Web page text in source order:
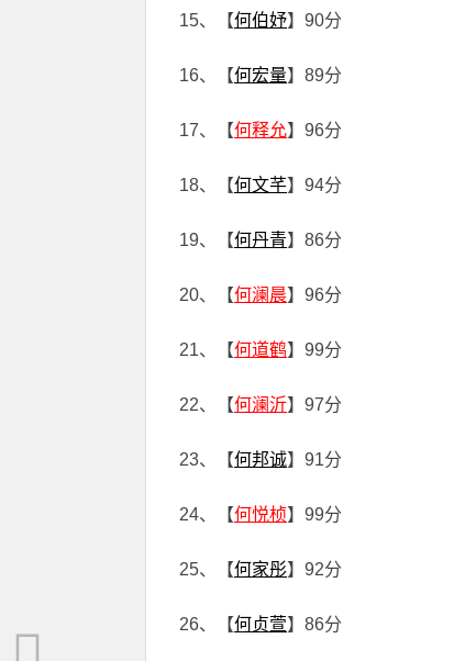
15、【何伯妤】90分
16、【何宏量】89分
17、【何释允】96分
18、【何文芊】94分
19、【何丹青】86分
20、【何澜晨】96分
21、【何道鹤】99分
22、【何澜沂】97分
23、【何邦诚】91分
24、【何悦桢】99分
25、【何家彤】92分
26、【何贞萱】86分